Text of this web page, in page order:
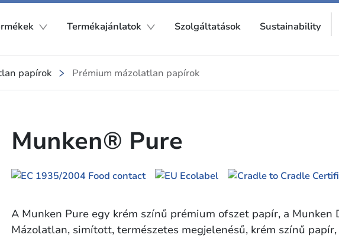
Termékajánlatok Szolgáltatások Sustainability
papírok Prémium mázolatlan papírok
Munken® Pure
A Munken Pure egy krém színű prémium ofszet papír, a Munken
Mázolatlan, simított, természetes megjelenésű, krém színű